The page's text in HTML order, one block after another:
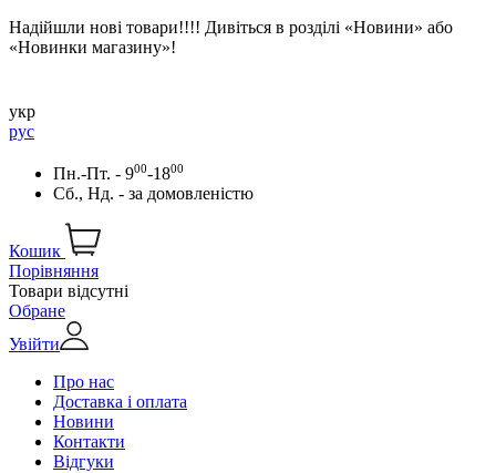
Надійшли нові товари!!!! Дивіться в розділі «Новини» або
«Новинки магазину»!
укр
рус
Пн.-Пт. - 900-1800
Сб., Нд. - за домовленістю
Кошик
Порівняння
Товари відсутні
Обране
Увійти
Про нас
Доставка і оплата
Новини
Контакти
Відгуки